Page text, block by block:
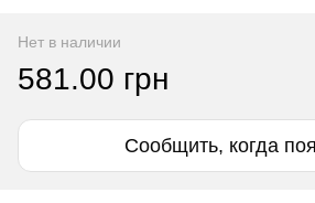
Нет в наличии
581.00 грн
Сообщить, когда